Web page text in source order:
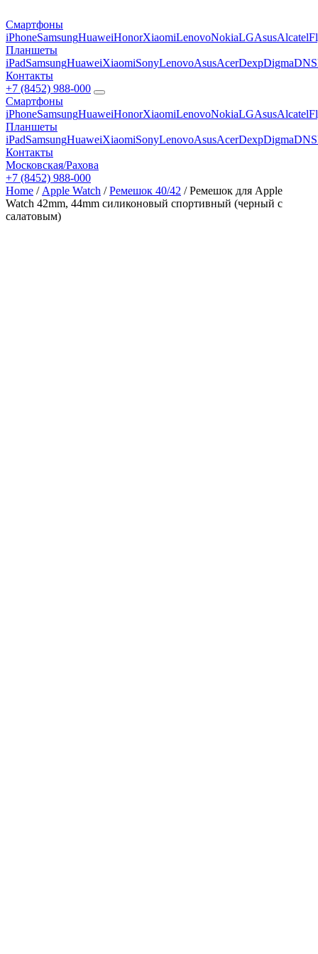
Смартфоны
iPhoneSamsungHuaweiHonorXiaomiLenovoNokiaLGAsusAlcatel
Планшеты
iPadSamsungHuaweiXiaomiSonyLenovoAsusAcerDexpDigmaDNS
Контакты
+7 (8452) 988-000
Смартфоны
iPhoneSamsungHuaweiHonorXiaomiLenovoNokiaLGAsusAlcatel
Планшеты
iPadSamsungHuaweiXiaomiSonyLenovoAsusAcerDexpDigmaDNS
Контакты
Московская/Рахова
+7 (8452) 988-000
Home / Apple Watch /Ремешок 40/42 / Ремешок для Apple
Watch 42mm, 44mm силиконовый спортивный (черный с
салатовым)